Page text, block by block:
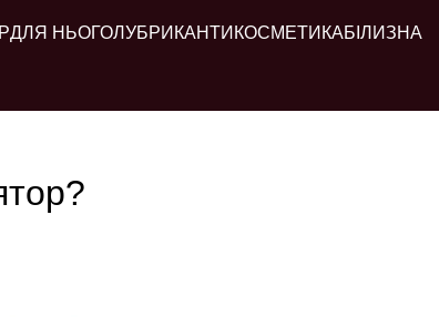
ДЛЯ НЬОГОЛУБРИКАНТИ КОСМЕТИКАБІЛИЗНА